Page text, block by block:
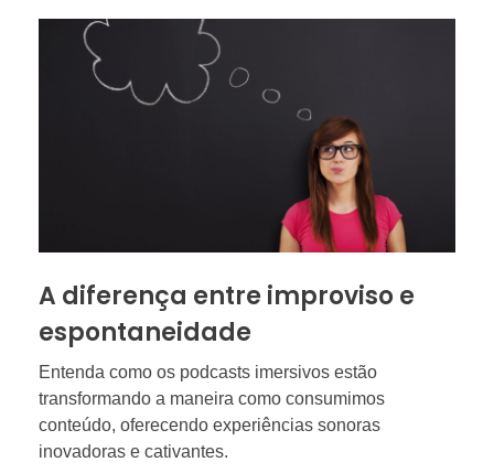
A diferença entre improviso e
espontaneidade
Entenda como os podcasts imersivos estão
transformando a maneira como consumimos
conteúdo, oferecendo experiências sonoras
inovadoras e cativantes.